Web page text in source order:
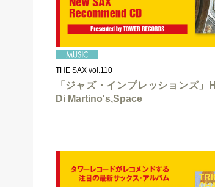
THE SAX vol.110
「ジャズ・インプレッションズ
Di Martino's,Space